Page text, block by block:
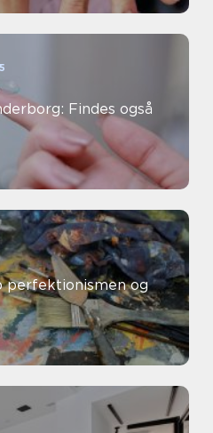
Findes også
perfektionismen og